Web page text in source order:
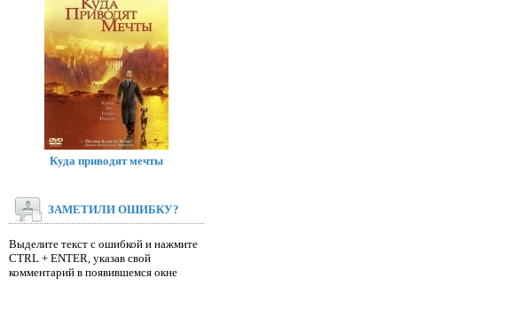
Куда приводят мечты
ЗАМЕТИЛИ ОШИБКУ?
Выделите текст с ошибкой и нажмите
CTRL + ENTER, указав свой
комментарий в появившемся окне